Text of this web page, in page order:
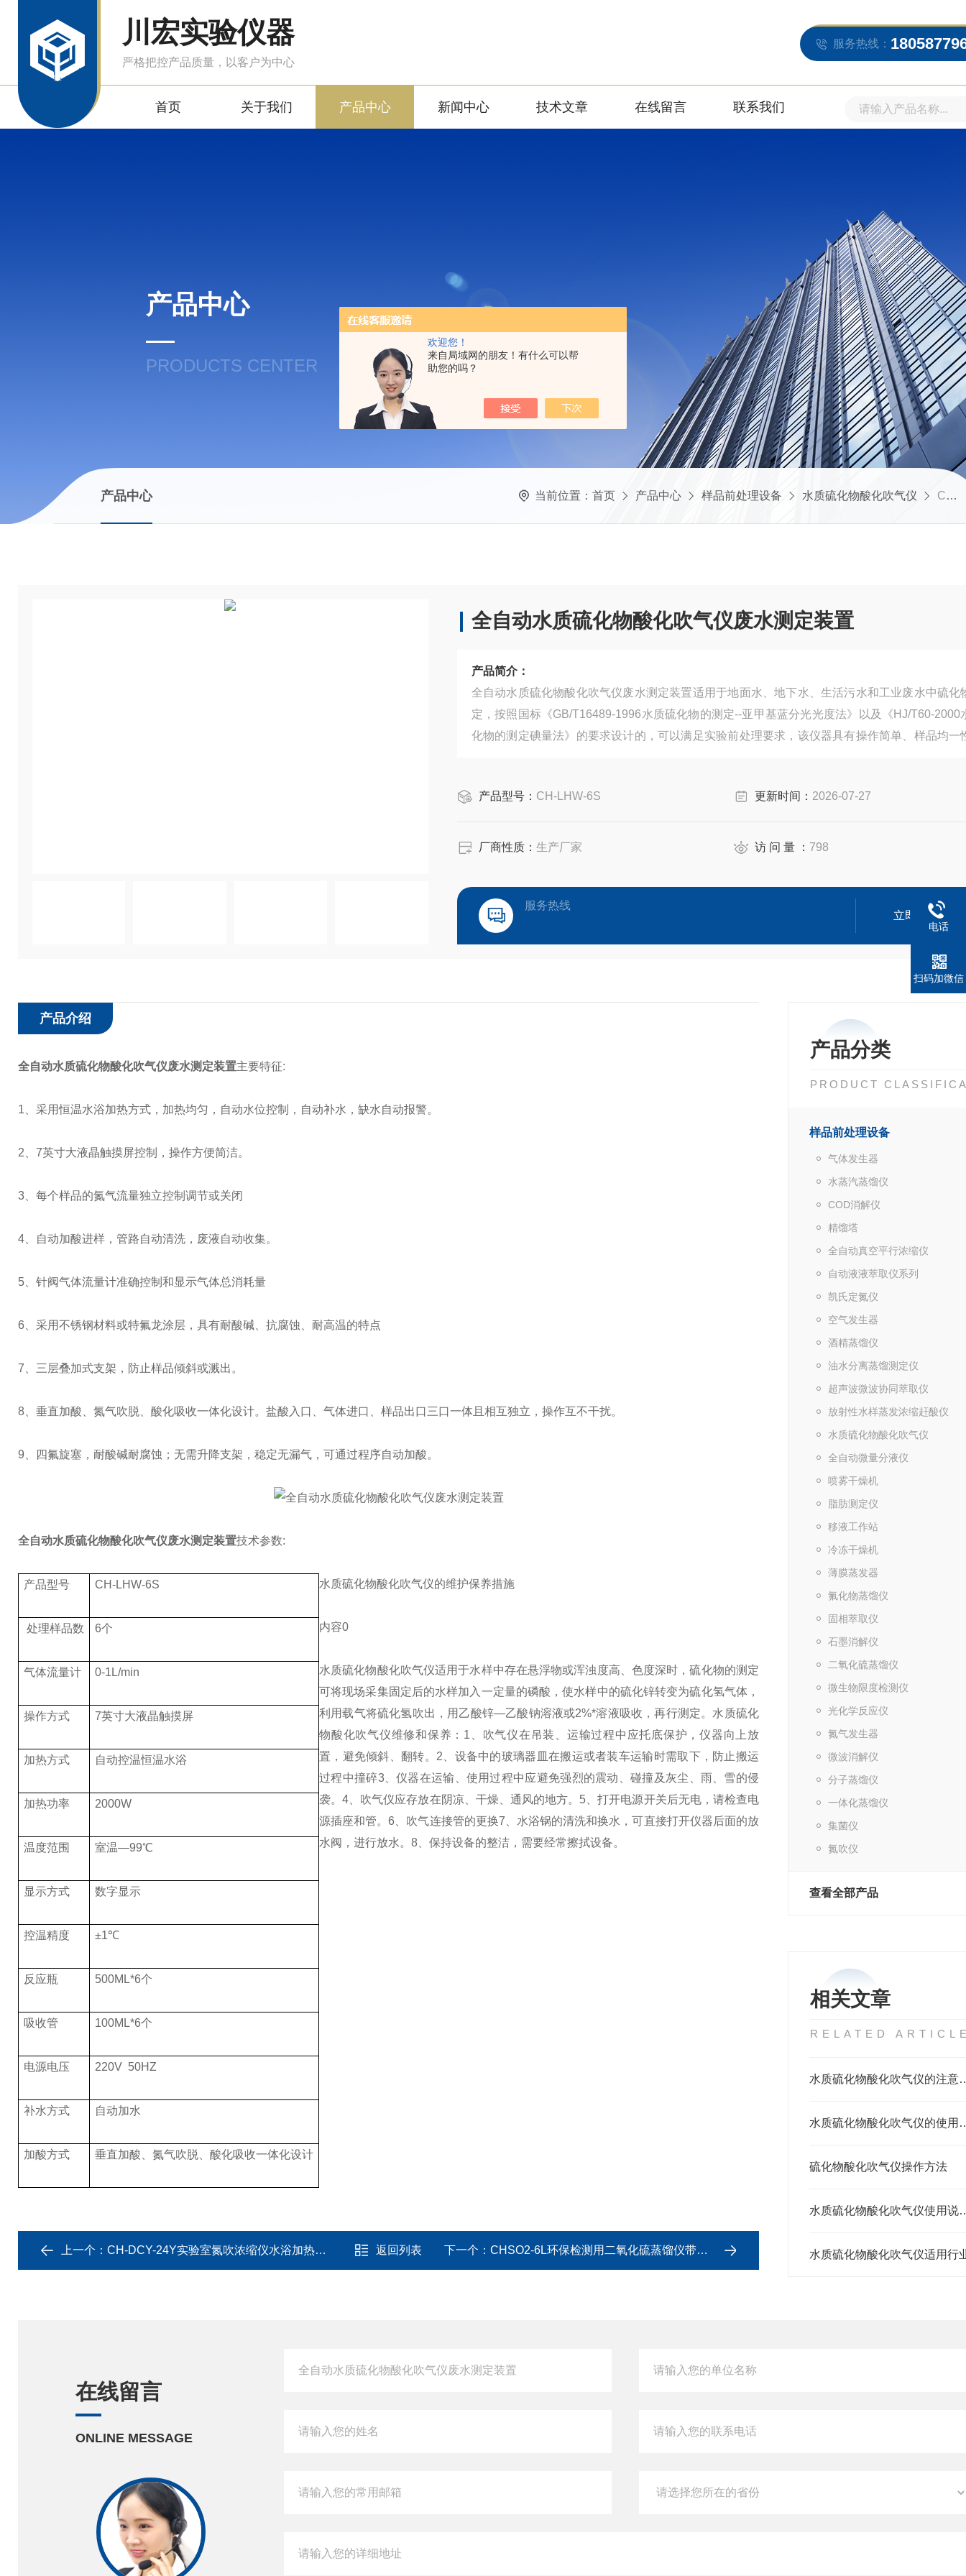
欢迎您！
来自局域网的朋友！有什么可以帮
助您的吗？
川宏实验仪器
严格把控产品质量，以客户为中心
服务热线：
首页 关于我们 产品中心 新闻中心 技术文章 在线留言 联系我们
产品中心
PRODUCTS CENTER
产品中心 当前位置： 首页 产品中心 样品前处理设备 水质硫化物酸化吹气仪 CH-LHW-6S全自动水质硫化物酸化吹气仪废水测定装置
全自动水质硫化物酸化吹气仪废水测定装置
产品简介：
全自动水质硫化物酸化吹气仪废水测定装置适用于地面水、地下水、生活污水和工业废水中硫化
定，按照国标《GB/T16489-1996水质硫化物的测定--亚甲基蓝分光光度法》以及《HJ/T60-2000
化物的测定碘量法》的要求设计的，可以满足实验前处理要求，该仪器具有操作简单、样品均一
产品型号： CH-LHW-6S 更新时间： 2026-07-27
厂商性质： 生产厂家 访 问 量 ： 798
服务热线
立即咨询
产品分类
PRODUCT
样品前处理设备
气体发生器
水蒸汽蒸馏仪
COD消解仪
精馏塔
全自动真空平行浓缩仪
自动液液萃取仪系列
凯氏定氮仪
空气发生器
酒精蒸馏仪
油水分离蒸馏测定仪
超声波微波协同萃取仪
放射性水样蒸发浓缩赶酸仪
水质硫化物酸化吹气仪
全自动微量分液仪
喷雾干燥机
脂肪测定仪
移液工作站
冷冻干燥机
薄膜蒸发器
氟化物蒸馏仪
固相萃取仪
石墨消解仪
二氧化硫蒸馏仪
微生物限度检测仪
光化学反应仪
氮气发生器
微波消解仪
分子蒸馏仪
一体化蒸馏仪
集菌仪
氮吹仪
查看全部产品
相关文章
RELATED
水质硫化物
水质硫化物酸
硫化物酸化吹气仪操作方法
水质硫化物
水质硫化物酸化吹气仪适用行
产品介绍
全自动水质硫化物酸化吹气仪废水测定装置主要特征:
1、采用恒温水浴加热方式，加热均匀，自动水位控制，自动补水，缺水自动报警。
2、7英寸大液晶触摸屏控制，操作方便简洁。
3、每个样品的氮气流量独立控制调节或关闭
4、自动加酸进样，管路自动清洗，废液自动收集。
5、针阀气体流量计准确控制和显示气体总消耗量
6、采用不锈钢材料或特氟龙涂层，具有耐酸碱、抗腐蚀、耐高温的特点
7、三层叠加式支架，防止样品倾斜或溅出。
8、垂直加酸、氮气吹脱、酸化吸收一体化设计。盐酸入口、气体进口、样品出口三口一体且相互独立，操作互不干扰。
9、四氟旋塞，耐酸碱耐腐蚀；无需升降支架，稳定无漏气，可通过程序自动加酸。
全自动水质硫化物酸化吹气仪废水测定装置技术参数:
产品型号 CH-LHW-6S
处理样品数 6个
气体流量计 0-1L/min
操作方式 7英寸大液晶触摸屏
加热方式 自动控温恒温水浴
加热功率 2000W
温度范围 室温—99℃
显示方式 数字显示
控温精度 ±1℃
反应瓶 500ML*6个
吸收管 100ML*6个
电源电压 220V 50HZ
补水方式 自动加水
加酸方式 垂直加酸、氮气吹脱、酸化吸收一体化设计
水质硫化物酸化吹气仪的维护保养措施
内容0
水质硫化物酸化吹气仪适用于水样中存在悬浮物或浑浊度高、色度深时，硫化物的测定
可将现场采集固定后的水样加入一定量的磷酸，使水样中的硫化锌转变为硫化氢气体，
利用载气将硫化氢吹出，用乙酸锌—乙酸钠溶液或2%*溶液吸收，再行测定。 水质硫化
物酸化吹气仪维修和保养： 1、吹气仪在吊装、运输过程中应托底保护，仪器向上放
置，避免倾斜、翻转。 2、设备中的玻璃器皿在搬运或者装车运输时需取下，防止搬运
过程中撞碎3、仪器在运输、使用过程中应避免强烈的震动、碰撞及灰尘、雨、雪的侵
袭。4、吹气仪应存放在阴凉、干燥、通风的地方。 5、打开电源开关后无电，请检查电
源插座和管。6、吹气连接管的更换7、水浴锅的清洗和换水，可直接打开仪器后面的放
水阀，进行放水。 8、保持设备的整洁，需要经常擦拭设备。
上一个： CH-DCY-24Y实验室氮吹浓缩仪水浴加热吹氮装置 返回列表 下一个：CHSO2-6L环保检测用二氧化硫蒸馏仪带磁力搅拌
在线留言
ONLINE MESSAGE
电话
扫码加微信